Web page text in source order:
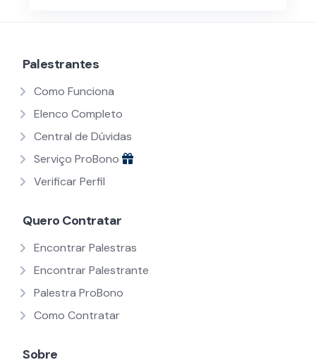
Palestrantes
Como Funciona
Elenco Completo
Central de Dúvidas
Serviço ProBono
Verificar Perfil
Quero Contratar
Encontrar Palestras
Encontrar Palestrante
Palestra ProBono
Como Contratar
Sobre